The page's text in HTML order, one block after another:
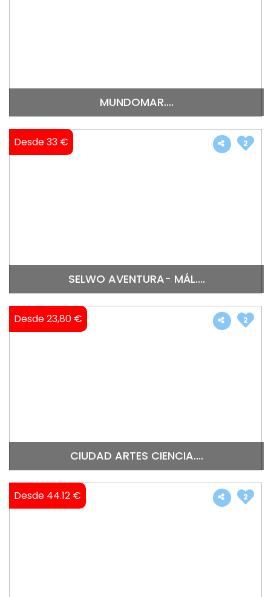
MUNDOMAR....
Desde 33 €
SELWO AVENTURA- MÁL....
2
Desde 23,80 €
CIUDAD ARTES CIENCIA....
2
Desde 44.12 € 2